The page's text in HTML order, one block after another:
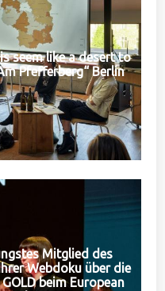
seem like a desert to
Pfefferberg“ Berlin
Mitglied des
Webdoku über die
beim European